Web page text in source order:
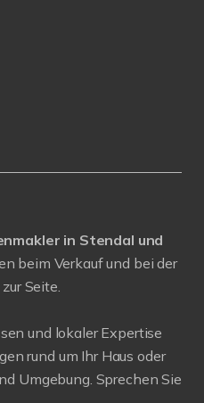
in Stendal und
beim Verkauf und bei der
Seite.
und lokaler Expertise
rund um Ihr Haus oder
Umgebung. Sprechen Sie